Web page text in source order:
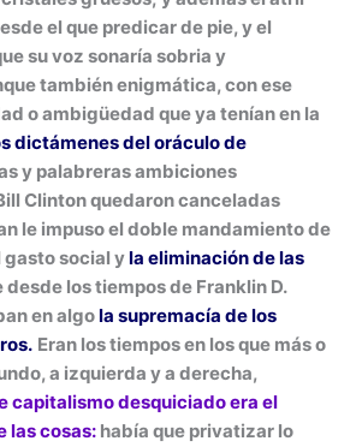
el que predicar de pie, y el
su voz sonaría sobria y
también enigmática, con ese
o ambigüedad que ya tenían en la
dictámenes del oráculo de
y palabreras ambiciones
Clinton quedaron canceladas
le impuso el doble mandamiento de
gasto social yla eliminación de las
desde los tiempos de Franklin D.
en algola supremacía de los
Eran los tiempos en los que más o
a izquierda y a derecha,
capitalismo desquiciado era el
las cosas: había que privatizar lo